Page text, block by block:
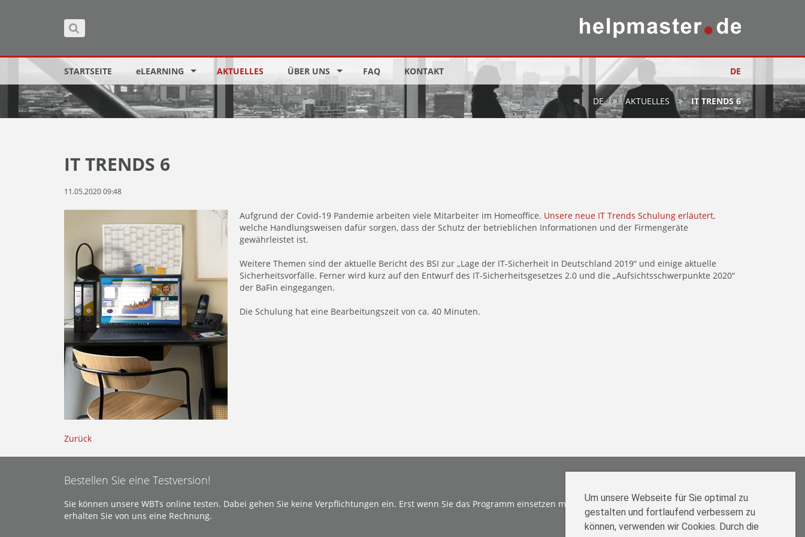
Um unsere Webseite für Sie optimal zu
gestalten und fortlaufend verbessern zu
können, verwenden wir Cookies. Durch die
STARTSEITE eLEARNING AKTUELLES ÜBER UNS FAQ KONTAKT DE
DE AKTUELLES IT TRENDS 6
IT TRENDS 6
11.05.2020 09:48
Aufgrund der Covid-19 Pandemie arbeiten viele Mitarbeiter im Homeoffice. Unsere neue IT Trends Schulung erläutert,
welche Handlungsweisen dafür sorgen, dass der Schutz der betrieblichen Informationen und der Firmengeräte
gewährleistet ist.
Weitere Themen sind der aktuelle Bericht des BSI zur „Lage der IT-Sicherheit in Deutschland 2019“ und einige aktuelle
Sicherheitsvorfälle. Ferner wird kurz auf den Entwurf des IT-Sicherheitsgesetzes 2.0 und die „Aufsichtsschwerpunkte 2020“
der BaFin eingegangen.
Die Schulung hat eine Bearbeitungszeit von ca. 40 Minuten.
Zurück
Bestellen Sie eine Testversion!
Sie können unsere WBTs online testen. Dabei gehen Sie keine Verpflichtungen ein. Erst wenn Sie das Programm einsetzen möchten,
erhalten Sie von uns eine Rechnung.
HIER
TESTEN